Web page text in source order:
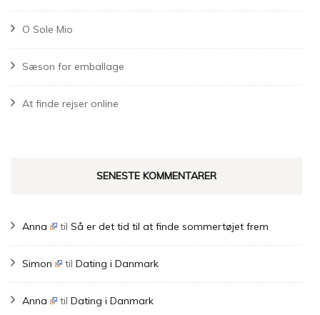
O Sole Mio
Sæson for emballage
At finde rejser online
SENESTE KOMMENTARER
Anna tilSå er det tid til at finde sommertøjet frem
Simon tilDating i Danmark
Anna tilDating i Danmark